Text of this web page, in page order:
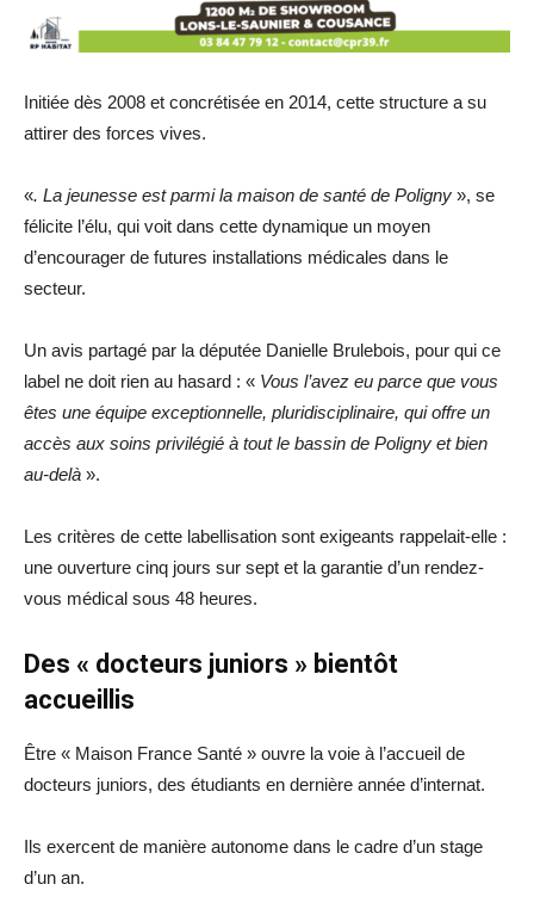
Initiée dès 2008 et concrétisée en 2014, cette structure a su
attirer des forces vives.
«. La jeunesse est parmi la maison de santé de Poligny », se
félicite l’élu, qui voit dans cette dynamique un moyen
d’encourager de futures installations médicales dans le
secteur.
Un avis partagé par la députée Danielle Brulebois, pour qui ce
label ne doit rien au hasard : « Vous l’avez eu parce que vous
êtes une équipe exceptionnelle, pluridisciplinaire, qui offre un
accès aux soins privilégié à tout le bassin de Poligny et bien
au-delà ».
Les critères de cette labellisation sont exigeants rappelait-elle :
une ouverture cinq jours sur sept et la garantie d’un rendez-
vous médical sous 48 heures.
Des « docteurs juniors » bientôt
accueillis
Être « Maison France Santé » ouvre la voie à l’accueil de
docteurs juniors, des étudiants en dernière année d’internat.
Ils exercent de manière autonome dans le cadre d’un stage
d’un an.